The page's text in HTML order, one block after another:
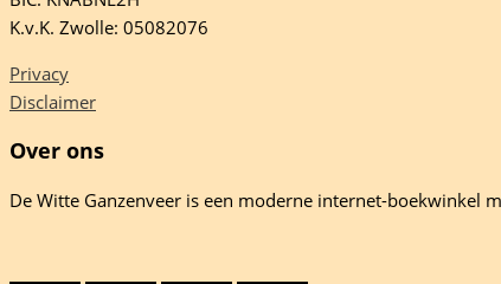
K.v.K. Zwolle: 05082076
Privacy
Disclaimer
Over ons
De Witte Ganzenveer is een moderne internet-boekwinkel